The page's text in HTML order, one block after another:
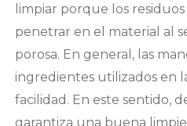
limpiar porque los
penetrar en el material al
porosa. En general, las
ingredientes utilizados en
facilidad. En este sentido,
garantiza una buena